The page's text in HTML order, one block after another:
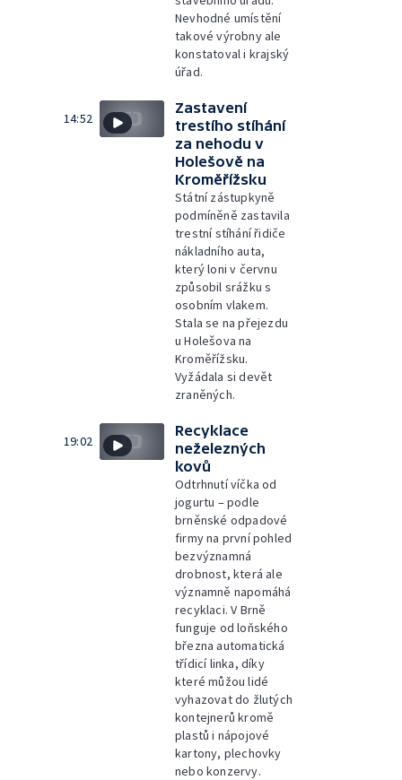
Nevhodné umístění
takové výrobny ale
konstatoval i krajský
úřad.
14:52
Zastavení
trestího stíhání
za nehodu v
Holešově na
Kroměřížsku
Státní zástupkyně
podmíněně zastavila
trestní stíhání řidiče
nákladního auta,
který loni v červnu
způsobil srážku s
osobním vlakem.
Stala se na přejezdu
u Holešova na
Kroměřížsku.
Vyžádala si devět
zraněných.
19:02
Recyklace
neželezných
kovů
Odtrhnutí víčka od
jogurtu – podle
brněnské odpadové
firmy na první pohled
bezvýznamná
drobnost, která ale
významně napomáhá
recyklaci. V Brně
funguje od loňského
března automatická
třídicí linka, díky
které můžou lidé
vyhazovat do žlutých
kontejnerů kromě
plastů i nápojové
kartony, plechovky
nebo konzervy.